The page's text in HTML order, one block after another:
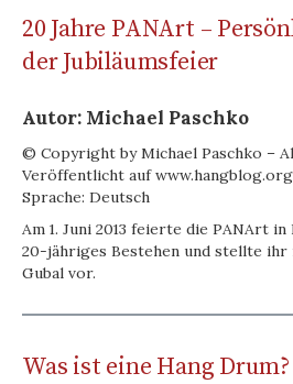
20 Jahre PANArt –
der Jubiläumsfeier
Autor: Michael Paschko
© Copyright by Michael Paschko –
Veröffentlicht auf www.hangblog.org:
Sprache: Deutsch
Am 1. Juni 2013 feierte die PANArt
20-jähriges Bestehen und stellte ihr
Gubal vor.
Was ist eine Hang Drum?